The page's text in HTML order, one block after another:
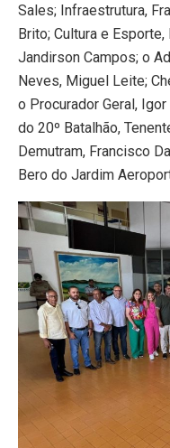
Sales; Infraestrutura,
Brito; Cultura e
Jandirson Campos; o
Neves, Miguel Leite;
o Procurador Geral,
do 20º Batalhão,
Demutram, Francisco
Bero do Jardim